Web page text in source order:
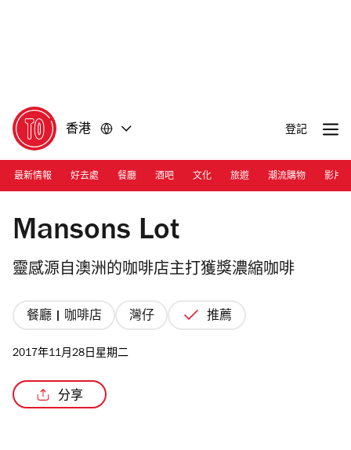
香港 登記
最新情報 好去處 餐廳 酒吧 文化 旅遊 潮流購物 影片
Photograph: Facebook/Mansonslot.hk
Mansons Lot
靈感源自澳洲的咖啡店主打獲獎濃縮咖啡
餐廳 | 咖啡店 灣仔 推薦
2017年11月28日星期二
分享